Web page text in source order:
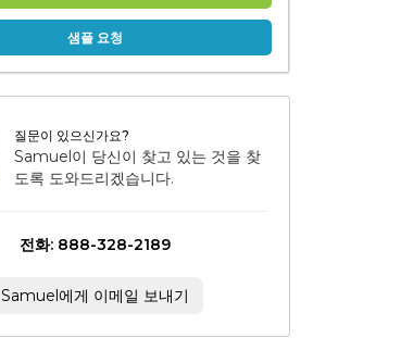
샘플 요청
질문이 있으신가요?
Samuel이 당신이 찾고 있는 것을 찾
도록 도와드리겠습니다.
전화: 888-328-2189
Samuel에게 이메일 보내기